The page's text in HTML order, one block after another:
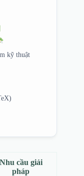
kỹ thuật
Nhu cầu giải
pháp